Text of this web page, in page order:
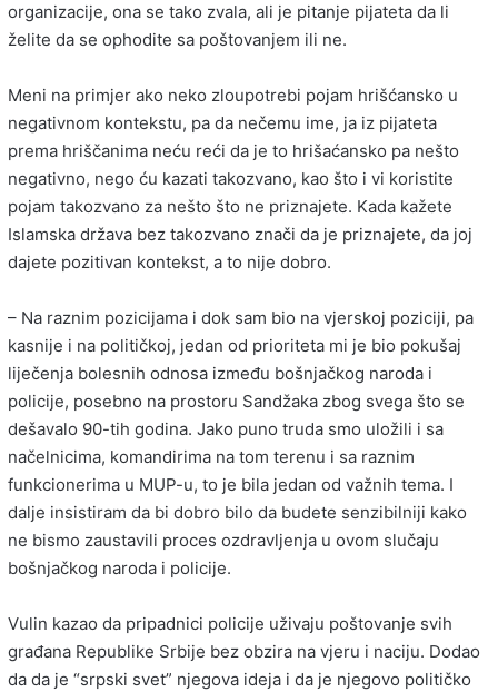
organizacije, ona se tako zvala, ali je pitanje pijateta da li
želite da se ophodite sa poštovanjem ili ne.
Meni na primjer ako neko zloupotrebi pojam hrišćansko u
negativnom kontekstu, pa da nečemu ime, ja iz pijateta
prema hriščanima neću reći da je to hrišaćansko pa nešto
negativno, nego ću kazati takozvano, kao što i vi koristite
pojam takozvano za nešto što ne priznajete. Kada kažete
Islamska država bez takozvano znači da je priznajete, da joj
dajete pozitivan kontekst, a to nije dobro.
– Na raznim pozicijama i dok sam bio na vjerskoj poziciji, pa
kasnije i na političkoj, jedan od prioriteta mi je bio pokušaj
liječenja bolesnih odnosa između bošnjačkog naroda i
policije, posebno na prostoru Sandžaka zbog svega što se
dešavalo 90-tih godina. Jako puno truda smo uložili i sa
načelnicima, komandirima na tom terenu i sa raznim
funkcionerima u MUP-u, to je bila jedan od važnih tema. I
dalje insistiram da bi dobro bilo da budete senzibilniji kako
ne bismo zaustavili proces ozdravljenja u ovom slučaju
bošnjačkog naroda i policije.
Vulin kazao da pripadnici policije uživaju poštovanje svih
građana Republike Srbije bez obzira na vjeru i naciju. Dodao
da da je “srpski svet” njegova ideja i da je njegovo političko